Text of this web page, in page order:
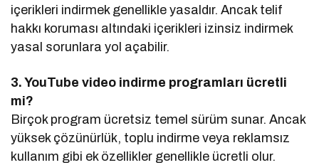
içerikleri indirmek genellikle yasaldır. Ancak telif
hakkı koruması altındaki içerikleri izinsiz indirmek
yasal sorunlara yol açabilir.
3. YouTube video indirme programları ücretli
mi?
Birçok program ücretsiz temel sürüm sunar. Ancak
yüksek çözünürlük, toplu indirme veya reklamsız
kullanım gibi ek özellikler genellikle ücretli olur.